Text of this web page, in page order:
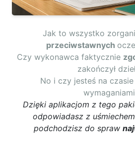
Jak to wszystko
przeciwstawnych
Czy wykonawca faktycznie
zakończył
No i czy jesteś na
Dzięki aplikacjom z tego
odpowiadasz z
podchodzisz do spraw